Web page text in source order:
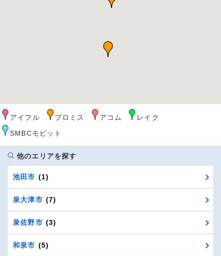
アイフル プロミス アコム
レイク
SMBCモビット
他のエリアを探す
池田市 (1)
泉大津市 (7)
泉佐野市 (3)
和泉市 (5)